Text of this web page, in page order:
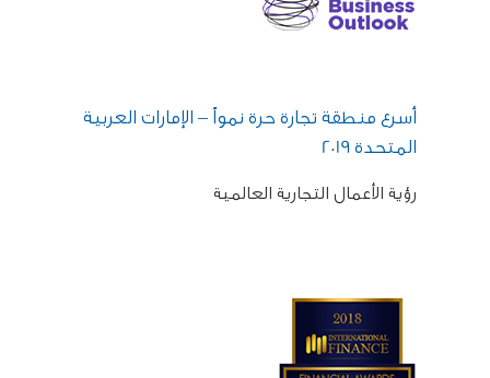
أسرع منطقة تجارة حرة نمواً – الإمارات العربية
المتحدة 2019
رؤية الأعمال التجارية العالمية